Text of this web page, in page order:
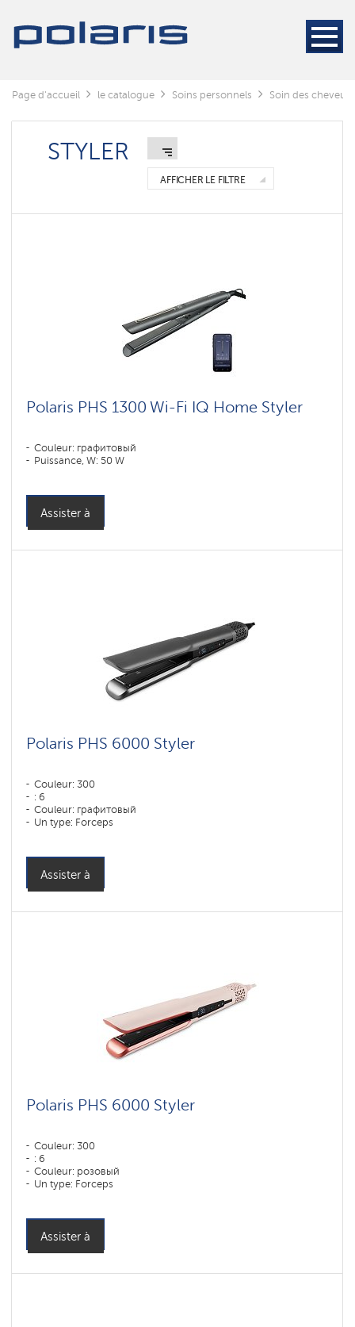
Page d'accueil le catalogue Soins personnels Soin des cheveux
STYLER
AFFICHER LE FILTRE
Polaris PHS 1300 Wi-Fi IQ Home Styler
Couleur: графитовый
Puissance, W: 50 W
Assister à
Polaris PHS 6000 Styler
Couleur: 300
: 6
Couleur: графитовый
Un type: Forceps
Assister à
Polaris PHS 6000 Styler
Couleur: 300
: 6
Couleur: розовый
Un type: Forceps
Assister à
Styler
Sèches
avec
peigne
Электрощипцы